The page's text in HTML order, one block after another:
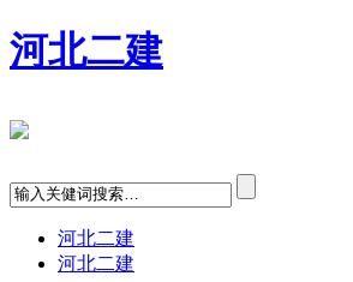
河北二建
河北二建
河北二建